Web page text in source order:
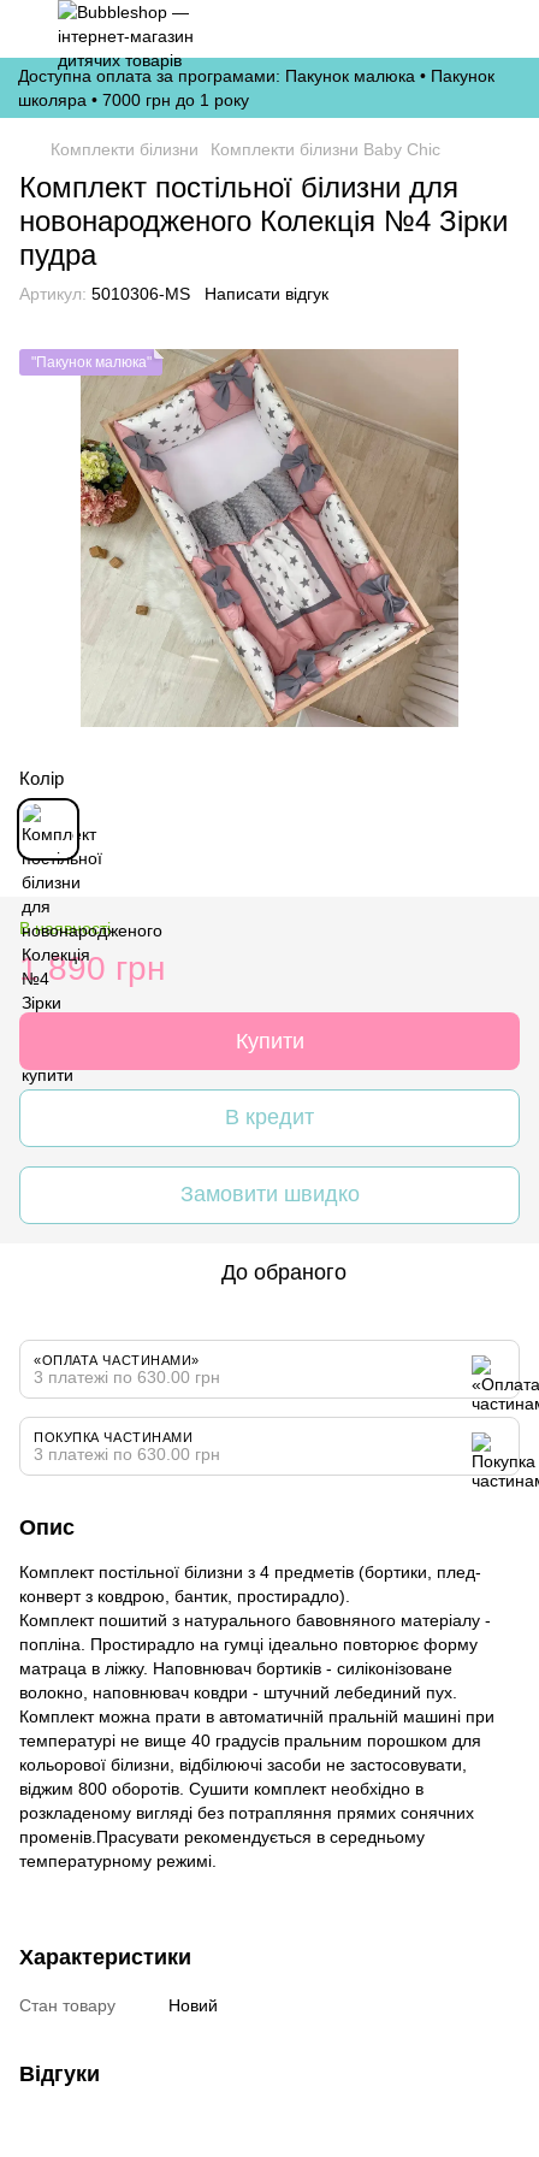
Доступна оплата за програмами: Пакунок малюка • Пакунок
школяра • 7000 грн до 1 року
Комплекти білизни Комплекти білизни Baby Chic
Комплект постільної білизни для
новонародженого Колекція №4 Зірки
пудра
Артикул: 5010306-MS Написати відгук
"Пакунок малюка"
Колір
В наявності
1 890 грн
Купити
В кредит
Замовити швидко
До обраного
«ОПЛАТА ЧАСТИНАМИ»
3 платежі по 630.00 грн
ПОКУПКА ЧАСТИНАМИ
3 платежі по 630.00 грн
Опис
Комплект постільної білизни з 4 предметів (бортики, плед-
конверт з ковдрою, бантик, простирадло).
Комплект пошитий з натурального бавовняного матеріалу -
попліна. Простирадло на гумці ідеально повторює форму
матраца в ліжку. Наповнювач бортиків - силіконізоване
волокно, наповнювач ковдри - штучний лебединий пух.
Комплект можна прати в автоматичній пральній машині при
температурі не вище 40 градусів пральним порошком для
кольорової білизни, відбілюючі засоби не застосовувати,
віджим 800 оборотів. Сушити комплект необхідно в
розкладеному вигляді без потрапляння прямих сонячних
променів.Прасувати рекомендується в середньому
температурному режимі.
Характеристики
Стан товару Новий
Відгуки